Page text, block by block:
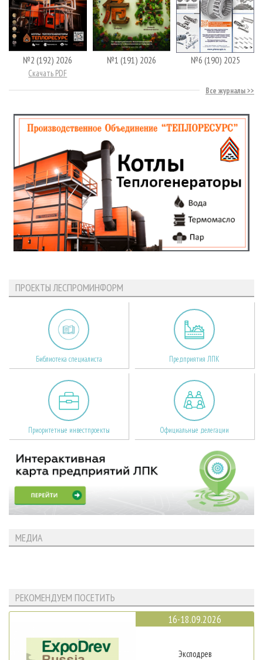
№2 (192) 2026
Скачать PDF
№1 (191) 2026 №6 (190) 2025
Все журналы
ПРОЕКТЫ ЛЕСПРОМИНФОРМ
Библиотека специалиста Предприятия ЛПК
Приоритетные инвестпроекты Официальные делегации
МЕДИА
РЕКОМЕНДУЕМ ПОСЕТИТЬ
16-18.09.2026
Эксподрев